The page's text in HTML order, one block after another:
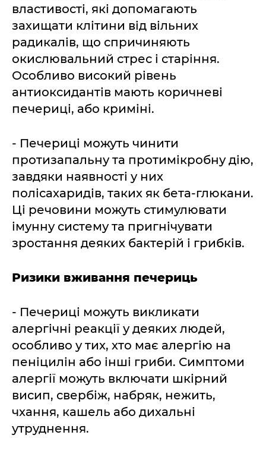
властивості, які допомагають
захищати клітини від вільних
радикалів, що спричиняють
окислювальний стрес і старіння.
Особливо високий рівень
антиоксидантів мають коричневі
печериці, або криміні.
- Печериці можуть чинити
протизапальну та протимікробну дію,
завдяки наявності у них
полісахаридів, таких як бета-глюкани.
Ці речовини можуть стимулювати
імунну систему та пригнічувати
зростання деяких бактерій і грибків.
Ризики вживання печериць
- Печериці можуть викликати
алергічні реакції у деяких людей,
особливо у тих, хто має алергію на
пеніцилін або інші гриби. Симптоми
алергії можуть включати шкірний
висип, свербіж, набряк, нежить,
чхання, кашель або дихальні
утруднення.